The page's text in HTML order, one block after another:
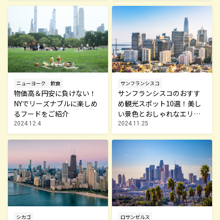
ニューヨーク 飲食
物価高＆円安に負けない！
NYでリーズナブルに楽しめ
るフードをご紹介
2024.12.4
サンフランシスコ
サンフランシスコのおすす
め観光スポット10選！美し
い景色とおしゃれなエリア
を満喫
2024.11.25
シカゴ ロサンゼルス